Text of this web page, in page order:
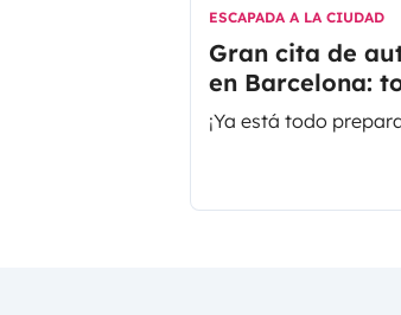
ESCAPADA A LA CIUDAD
Gran cita de
en Barcelona:
preparado para
de Barcelona
¡Ya está todo